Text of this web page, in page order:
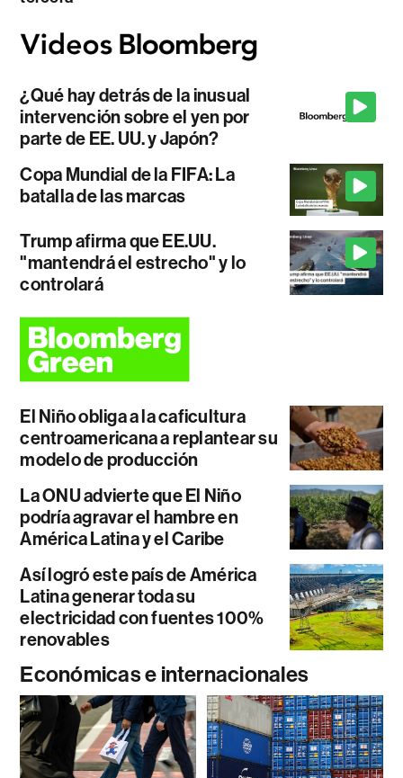
¿Qué hay detrás de la inusual
intervención sobre el yen por
parte de EE. UU. y Japón?
Copa Mundial de la FIFA: La
batalla de las marcas
Trump afirma que EE.UU.
"mantendrá el estrecho" y lo
controlará
El Niño obliga a la caficultura
centroamericana a replantear su
modelo de producción
La ONU advierte que El Niño
podría agravar el hambre en
América Latina y el Caribe
Así logró este país de América
Latina generar toda su
electricidad con fuentes 100%
renovables
Económicas e internacionales